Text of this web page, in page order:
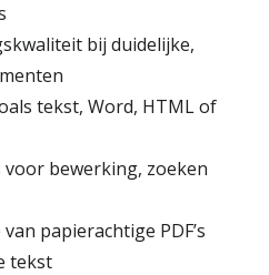
bij duidelijke,
tekst, Word, HTML of
bewerking, zoeken
papierachtige PDF’s
tekst